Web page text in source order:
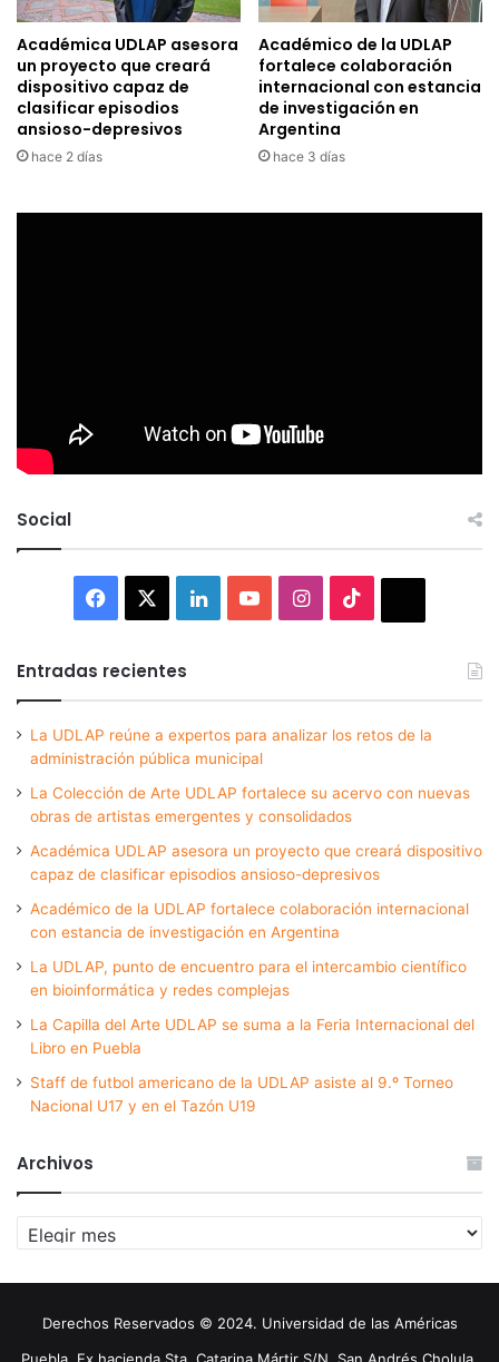
Académica UDLAP asesora
un proyecto que creará
dispositivo capaz de
clasificar episodios
ansioso-depresivos
hace 2 días
Académico de la UDLAP
fortalece colaboración
internacional con estancia
de investigación en
Argentina
hace 3 días
Social
Facebook LinkedInYouTubeInstagram
Entradas recientes
La UDLAP reúne a expertos para analizar los retos de la
administración pública municipal
La Colección de Arte UDLAP fortalece su acervo con nuevas
obras de artistas emergentes y consolidados
Académica UDLAP asesora un proyecto que creará dispositivo
capaz de clasificar episodios ansioso-depresivos
Académico de la UDLAP fortalece colaboración internacional
con estancia de investigación en Argentina
La UDLAP, punto de encuentro para el intercambio científico
en bioinformática y redes complejas
La Capilla del Arte UDLAP se suma a la Feria Internacional del
Libro en Puebla
Staff de futbol americano de la UDLAP asiste al 9.º Torneo
Nacional U17 y en el Tazón U19
Archivos
Archivos
Derechos Reservados © 2024. Universidad de las Américas